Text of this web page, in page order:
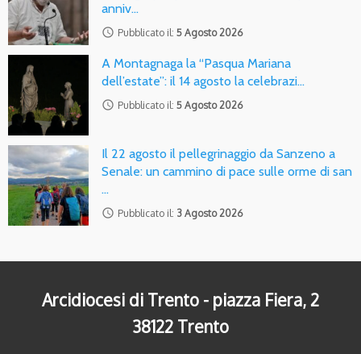
anniv…
access_time Pubblicato il: 5 Agosto 2026
A Montagnaga la “Pasqua Mariana
dell’estate”: il 14 agosto la celebrazi…
access_time Pubblicato il: 5 Agosto 2026
Il 22 agosto il pellegrinaggio da Sanzeno a
Senale: un cammino di pace sulle orme di san
…
access_time Pubblicato il: 3 Agosto 2026
Arcidiocesi di Trento - piazza Fiera, 2
38122 Trento